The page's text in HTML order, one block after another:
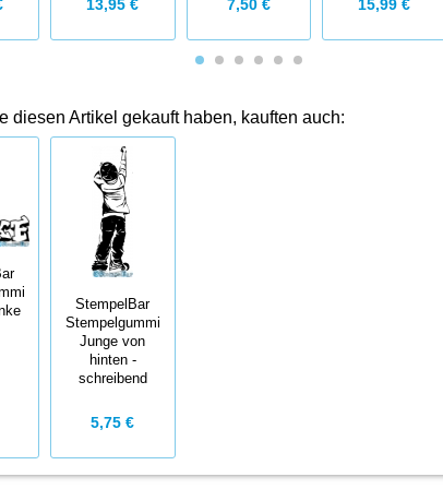
13,95 € 7,50 € 15,99 €
diesen Artikel gekauft haben, kauften auch:
StempelBar
Stempelgummi
Junge von
hinten -
schreibend
5,75 €